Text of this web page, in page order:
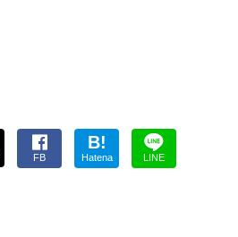
FB
B!
Hatena LINE